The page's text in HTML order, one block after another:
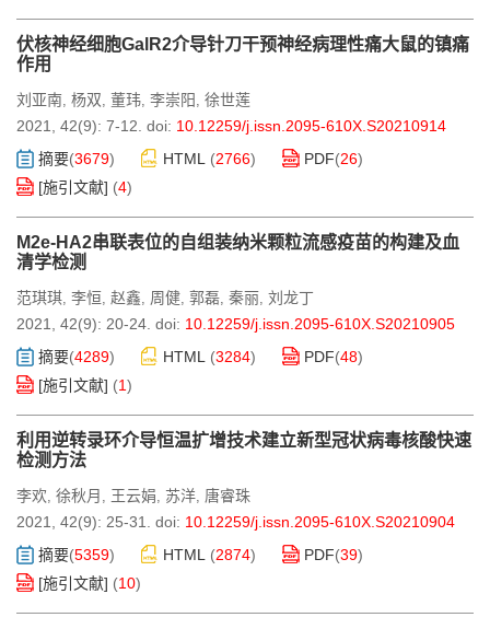
伏核神经细胞GalR2介导针刀干预神经病理性痛大鼠的镇痛
作用
刘亚南, 杨双, 董玮, 李崇阳 , 徐世莲
2021, 42(9): 7-12. doi: 10.12259/j.issn.2095-610X.S20210914
摘要(3679) HTML (2766) PDF(26)
[施引文献] (4)
M2e-HA2串联表位的自组装纳米颗粒流感疫苗的构建及血
清学检测
范琪琪, 李恒, 赵鑫, 周健, 郭磊, 秦丽, 刘龙丁
2021, 42(9): 20-24. doi: 10.12259/j.issn.2095-610X.S20210905
摘要(4289) HTML (3284) PDF(48)
[施引文献] (1)
利用逆转录环介导恒温扩增技术建立新型冠状病毒核酸快速
检测方法
李欢, 徐秋月 , 王云娟, 苏洋, 唐睿珠
2021, 42(9): 25-31. doi: 10.12259/j.issn.2095-610X.S20210904
摘要(5359) HTML (2874) PDF(39)
[施引文献] (10)